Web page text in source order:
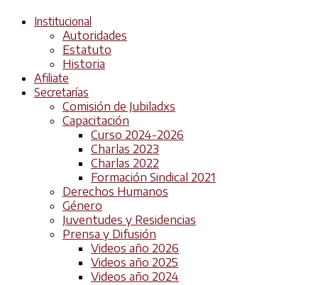
Institucional
Autoridades
Estatuto
Historia
Afiliate
Secretarías
Comisión de Jubiladxs
Capacitación
Curso 2024-2026
Charlas 2023
Charlas 2022
Formación Sindical 2021
Derechos Humanos
Género
Juventudes y Residencias
Prensa y Difusión
Videos año 2026
Videos año 2025
Videos año 2024